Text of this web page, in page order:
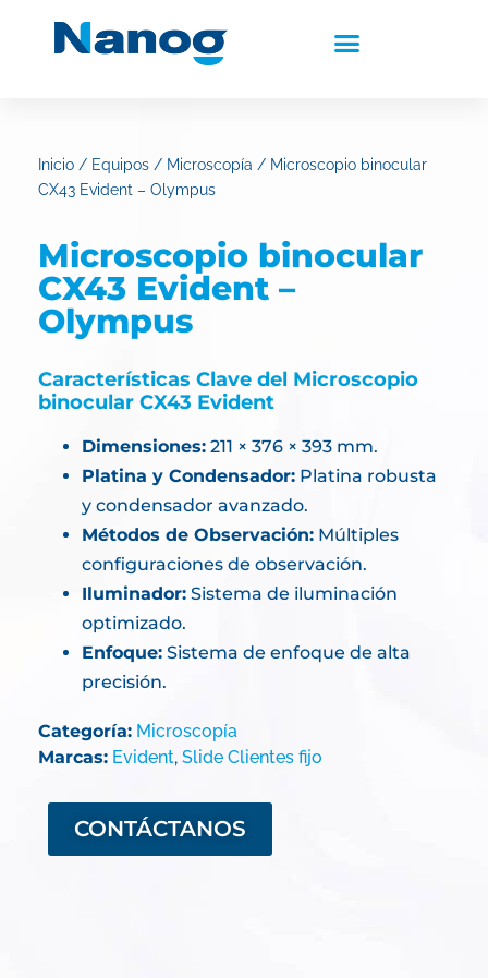
Inicio / Equipos / Microscopía / Microscopio binocular
CX43 Evident – Olympus
Microscopio binocular
CX43 Evident –
Olympus
Características Clave del Microscopio
binocular CX43 Evident
Dimensiones: 211 × 376 × 393 mm.
Platina y Condensador: Platina robusta
y condensador avanzado.
Métodos de Observación: Múltiples
configuraciones de observación.
Iluminador: Sistema de iluminación
optimizado.
Enfoque: Sistema de enfoque de alta
precisión.
Categoría: Microscopía
Marcas: Evident, Slide Clientes fijo
CONTÁCTANOS